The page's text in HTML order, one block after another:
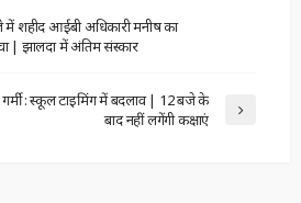
शहीद आईबी अधिकारी मनीष का
| झालदा में अंतिम संस्कार
: स्कूल टाइमिंग में बदलाव | 12 बजे के
बाद नहीं लगेंगी कक्षाएं